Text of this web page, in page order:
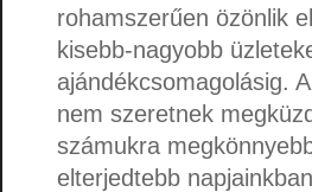
rohamszerűen özönlik
kisebb-nagyobb
ajándékcsomagolásig.
nem szeretnek
számukra
elterjedtebb